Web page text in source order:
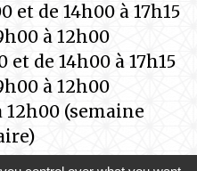
et de 14h00 à 17h15
à 12h00
et de 14h00 à 17h15
à 12h00
12h00 (semaine